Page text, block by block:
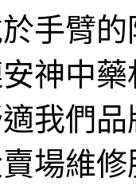
手臂
神中
我們
場維